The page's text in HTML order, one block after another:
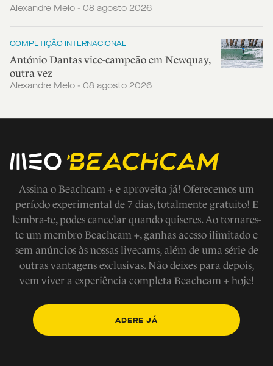
Alexandre Melo - 08 agosto 2026
COMPETIÇÃO INTERNACIONAL
António Dantas vice-campeão em Newquay,
outra vez
Alexandre Melo - 08 agosto 2026
Assina o Beachcam + e aproveita já! Oferecemos um
período experimental de 7 dias, totalmente gratuito! E
lembra-te, podes cancelar quando quiseres. Ao tornares-
te um membro Beachcam +, ganhas acesso ilimitado e
sem anúncios às nossas livecams, além de uma série de
outras vantagens exclusivas. Não deixes para depois,
vem viver a experiência completa Beachcam + hoje!
ADERE JÁ